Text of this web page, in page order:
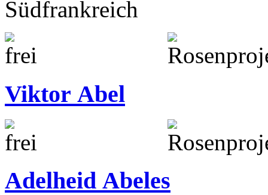
Südfrankreich
Viktor Abel
Adelheid Abeles